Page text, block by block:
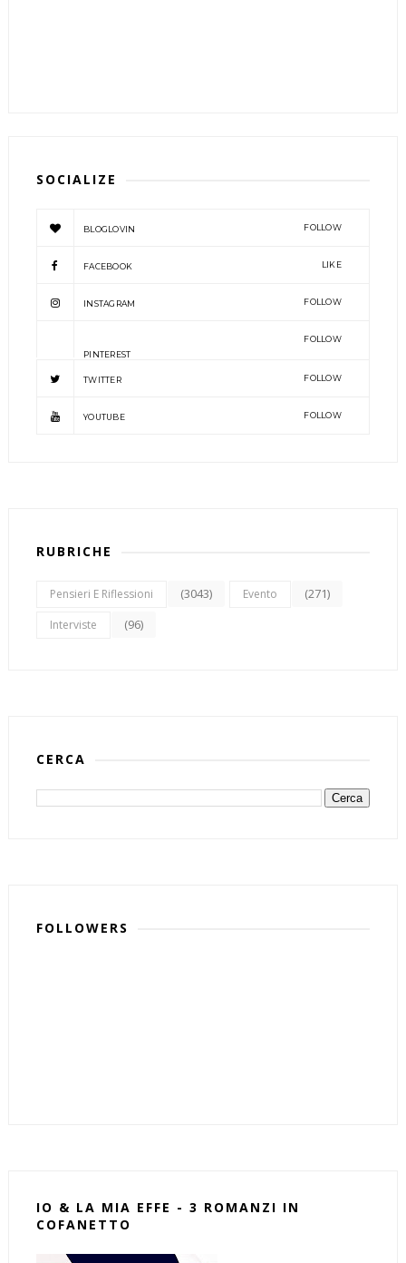
SOCIALIZE
BLOGLOVIN FOLLOW
FACEBOOK LIKE
INSTAGRAM FOLLOW
PINTEREST
FOLLOW
TWITTER FOLLOW
YOUTUBE FOLLOW
RUBRICHE
Pensieri E Riflessioni (3043) Evento (271)
Interviste (96)
CERCA
FOLLOWERS
IO & LA MIA EFFE - 3 ROMANZI IN
COFANETTO